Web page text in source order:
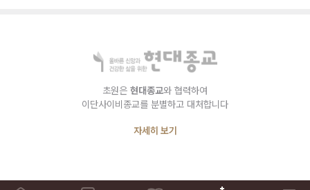
초원은 현대종교와 협력하여
이단사이비종교를 분별하고 대처합니다
자세히 보기